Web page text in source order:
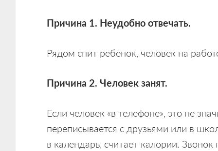
Причина 1. Неудобно отвечать.
Рядом спит ребенок, человек на
Причина 2. Человек занят.
Если человек «в телефоне», это не
переписывается с друзьями или в
в календарь, считает калории.